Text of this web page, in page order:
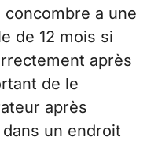
concombre a une
de 12 mois si
après
de le
après
un endroit